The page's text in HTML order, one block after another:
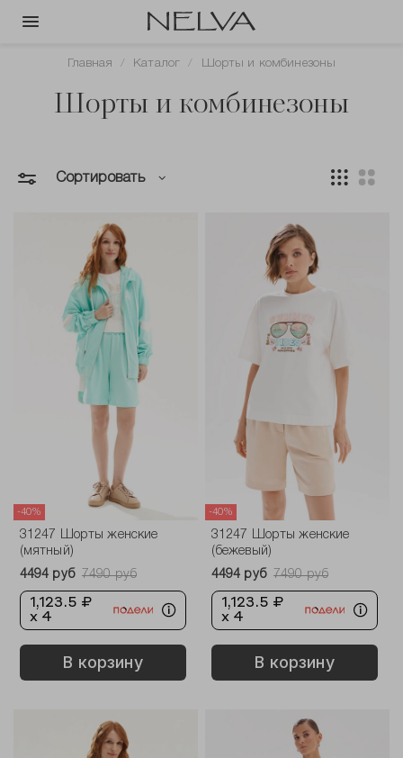
Главная Каталог Шорты и комбинезоны
Шорты и комбинезоны
Сортировать
-40%
31247 Шорты женские
(мятный)
4494 руб
7490 руб
1,123.5 ₽
x 4
В корзину
-40%
31247 Шорты женские
(бежевый)
4494 руб
7490 руб
1,123.5 ₽
x 4
В корзину